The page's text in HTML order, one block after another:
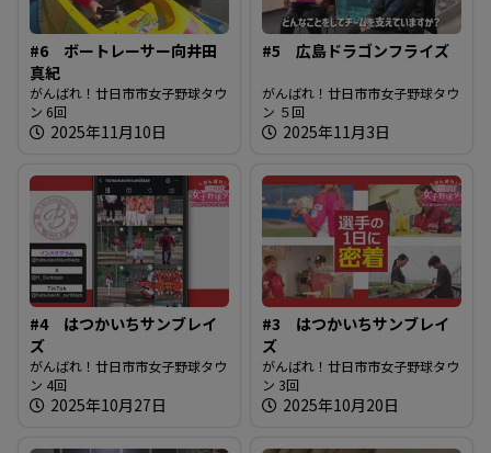
#6 ボートレーサー向井田
真紀
がんばれ！廿日市市女子野球タウ
ン 6回
2025年11月10日
#5 広島ドラゴンフライズ
がんばれ！廿日市市女子野球タウ
ン ５回
2025年11月3日
#4 はつかいちサンブレイ
ズ
がんばれ！廿日市市女子野球タウ
ン 4回
2025年10月27日
#3 はつかいちサンブレイ
ズ
がんばれ！廿日市市女子野球タウ
ン 3回
2025年10月20日